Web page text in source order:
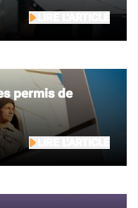
permis de